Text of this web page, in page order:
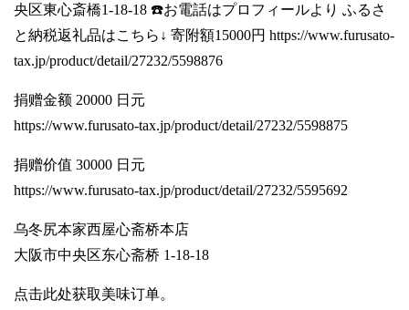
央区東心斎橋1-18-18 ☎️お電話はプロフィールより ふるさ
と納税返礼品はこちら↓ 寄附額15000円 https://www.furusato-
tax.jp/product/detail/27232/5598876
捐赠金额 20000 日元
https://www.furusato-tax.jp/product/detail/27232/5598875
捐赠价值 30000 日元
https://www.furusato-tax.jp/product/detail/27232/5595692
乌冬尻本家西屋心斋桥本店
大阪市中央区东心斋桥 1-18-18
点击此处获取美味订单。